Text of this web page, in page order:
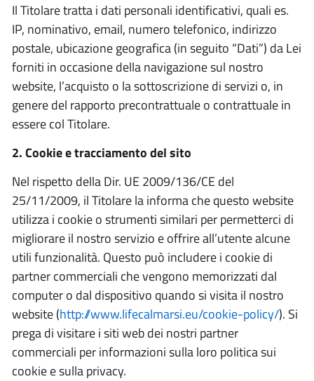
Il Titolare tratta i dati personali identificativi, quali es.
IP, nominativo, email, numero telefonico, indirizzo
postale, ubicazione geografica (in seguito “Dati”) da Lei
forniti in occasione della navigazione sul nostro
website, l’acquisto o la sottoscrizione di servizi o, in
genere del rapporto precontrattuale o contrattuale in
essere col Titolare.
2.Cookiee tracciamento del sito
Nel rispetto della Dir. UE 2009/136/CE del
25/11/2009, il Titolare la informa che questo website
utilizza i cookie o strumenti similari per permetterci di
migliorare il nostro servizio e offrire all’utente alcune
utili funzionalità. Questo può includere i cookie di
partner commerciali che vengono memorizzati dal
computer o dal dispositivo quando si visita il nostro
website (http://www.lifecalmarsi.eu/cookie-policy/). Si
prega di visitare i siti web dei nostri partner
commerciali per informazioni sulla loro politica sui
cookie e sulla privacy.